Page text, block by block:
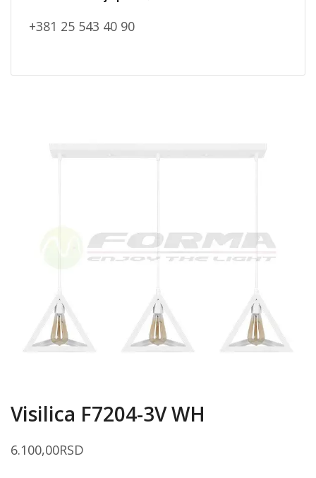
+381 25 543 40 90
Visilica F7204-3V WH
6.100,00RSD